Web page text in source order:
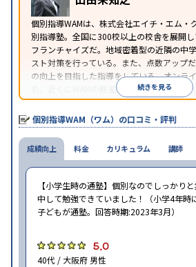
個別指導WAMは、株式会社エイチ・エム・
別指導塾。全国に300校以上の校舎を展開
フランチャイズだ。地域密着型の近隣の中
スト対策を行っている。また、点数アップ
の向上を目指した指導をしている。オンラ
め、近くにWAMの教室がなくても、オンラ
とができる。
続きを見る
個別指導WAM（ワム）の口コミ・評判
成績向上
【小学生時の通塾】個別なのでしっかり
中して勉強できていました！（小学4年時
子どもが通塾。回答時期:2023年3月）
5.0
40代 / 大阪府 男性
料金 カリキュラム 講師